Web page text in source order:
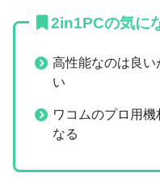
2in1PCの気に
高性能なのは良
い
ワコムのプロ用
なる